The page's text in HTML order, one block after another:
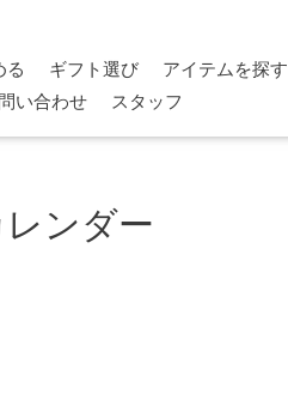
る ギフト選び アイテムを探す
い合わせ スタッフ
ンダー